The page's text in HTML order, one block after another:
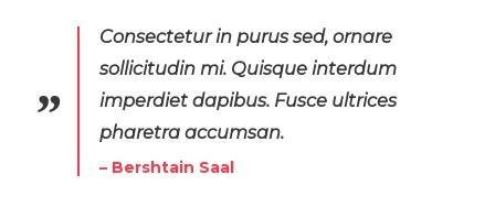
Consectetur in purus sed, ornare
sollicitudin mi. Quisque interdum
imperdiet dapibus. Fusce ultrices
pharetra accumsan.
– Bershtain Saal